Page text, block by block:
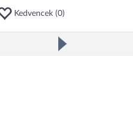
Kedvencek (0)